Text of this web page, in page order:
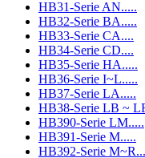
HB31-Serie AN.....
HB32-Serie BA.....
HB33-Serie CA....
HB34-Serie CD....
HB35-Serie HA.....
HB36-Serie I~L.....
HB37-Serie LA.....
HB38-Serie LB ~
HB390-Serie LM.....
HB391-Serie M.....
HB392-Serie